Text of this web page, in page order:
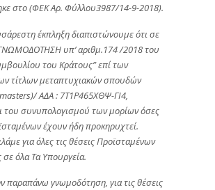
στο (ΦΕΚ Αρ. Φύλλου3987/14-9-2018).
έκπληξη διαπιστώνουμε ότι σε
υπ’ αριθμ.174 /2018 του
του Κράτους” επί των
τίτλων μεταπτυχιακών σπουδών
ΑΔΑ : 7Τ1Ρ465ΧΘΨ-ΓΙ4,
του συνυπολογισμού των μορίων όσες
έχουν ήδη προκηρυχτεί.
για όλες τις θέσεις Προϊσταμένων
όλα Τα Υπουργεία.
παραπάνω γνωμοδότηση, για τις θέσεις